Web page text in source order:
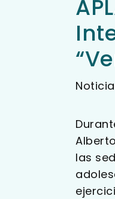
las